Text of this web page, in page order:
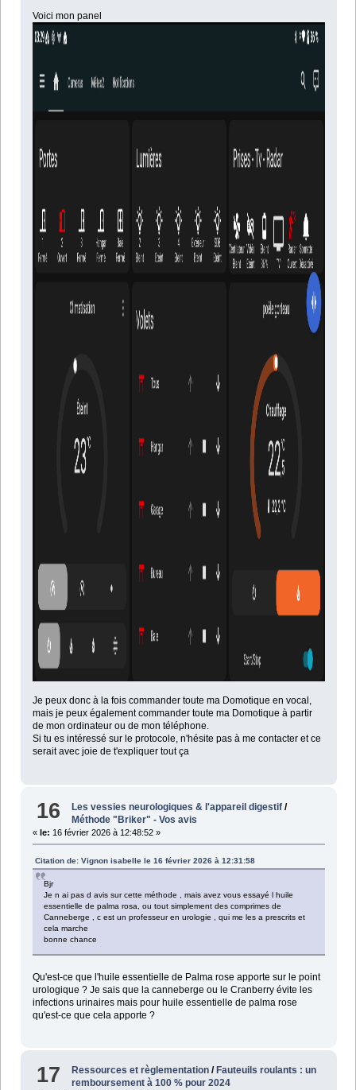
Voici mon panel
Je peux donc à la fois commander toute ma Domotique en vocal,
mais je peux également commander toute ma Domotique à partir
de mon ordinateur ou de mon téléphone.
Si tu es intéressé sur le protocole, n'hésite pas à me contacter et ce
serait avec joie de t'expliquer tout ça
16 Les vessies neurologiques & l'appareil digestif /
Méthode "Briker" - Vos avis
« le: 16 février 2026 à 12:48:52 »
Citation de: Vignon isabelle le 16 février 2026 à 12:31:58
Bjr
Je n ai pas d avis sur cette méthode , mais avez vous essayé l huile
essentielle de palma rosa, ou tout simplement des comprimes de
Canneberge , c est un professeur en urologie , qui me les a prescrits et
cela marche
bonne chance
Qu'est-ce que l'huile essentielle de Palma rose apporte sur le point
urologique ? Je sais que la canneberge ou le Cranberry évite les
infections urinaires mais pour huile essentielle de palma rose
qu'est-ce que cela apporte ?
17 Ressources et règlementation / Fauteuils roulants : un
remboursement à 100 % pour 2024